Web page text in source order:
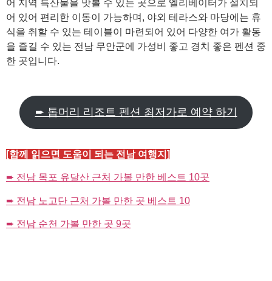
어 지역 특산물을 맛볼 수 있는 곳으로 엘리베이터가 설치되
어 있어 편리한 이동이 가능하며, 야외 테라스와 마당에는 휴
식을 취할 수 있는 테이블이 마련되어 있어 다양한 여가 활동
을 즐길 수 있는 전남 무안군에 가성비 좋고 경치 좋은 펜션 중
한 곳입니다.
➨ 톱머리 리조트 펜션 최저가로 예약 하기
[함께 읽으면 도움이 되는 전남 여행지]
➨ 전남 목포 유달산 근처 가볼 만한 베스트 10곳
➨ 전남 노고단 근처 가볼 만한 곳 베스트 10
➨ 전남 순천 가볼 만한 곳 9곳